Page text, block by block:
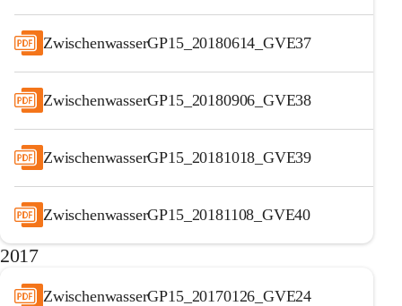
ZwischenwasserGP15_20180614_GVE37
ZwischenwasserGP15_20180906_GVE38
ZwischenwasserGP15_20181018_GVE39
ZwischenwasserGP15_20181108_GVE40
2017
ZwischenwasserGP15_20170126_GVE24